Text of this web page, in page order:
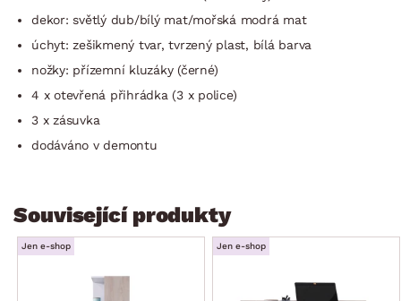
dekor: světlý dub/bílý mat/mořská modrá mat
úchyt: zešikmený tvar, tvrzený plast, bílá barva
nožky: přízemní kluzáky (černé)
4 x otevřená přihrádka (3 x police)
3 x zásuvka
dodáváno v demontu
Související produkty
Jen e-shop Jen e-shop